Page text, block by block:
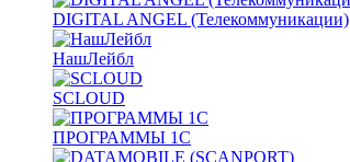
DIGITAL ANGEL (Телекоммуникации)
НашЛейбл
SCLOUD
ПРОГРАММЫ 1С